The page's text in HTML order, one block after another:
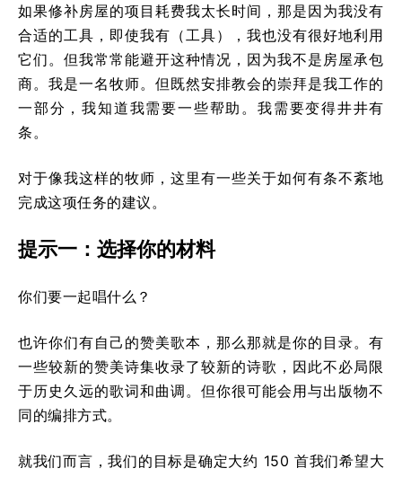
如果修补房屋的项目耗费我太长时间，那是因为我没有
合适的工具，即使我有（工具），我也没有很好地利用
它们。但我常常能避开这种情况，因为我不是房屋承包
商。我是一名牧师。但既然安排教会的崇拜是我工作的
一部分，我知道我需要一些帮助。我需要变得井井有
条。
对于像我这样的牧师，这里有一些关于如何有条不紊地
完成这项任务的建议。
提示一：选择你的材料
你们要一起唱什么？
也许你们有自己的赞美歌本，那么那就是你的目录。有
一些较新的赞美诗集收录了较新的诗歌，因此不必局限
于历史久远的歌词和曲调。但你很可能会用与出版物不
同的编排方式。
就我们而言，我们的目标是确定大约 150 首我们希望大